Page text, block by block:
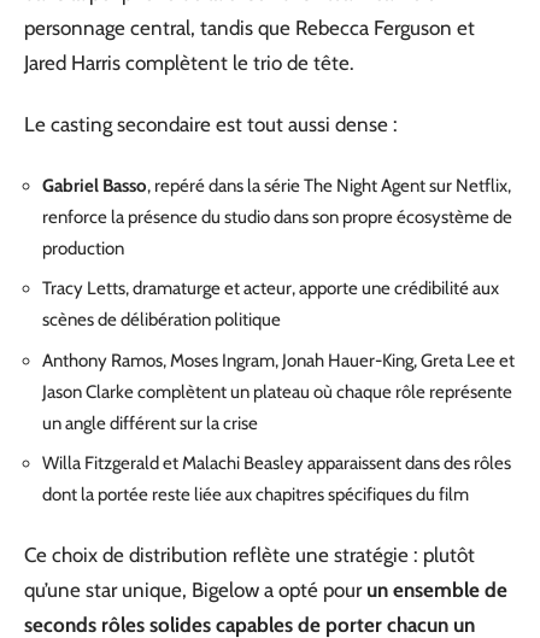
personnage central, tandis que Rebecca Ferguson et
Jared Harris complètent le trio de tête.
Le casting secondaire est tout aussi dense :
Gabriel Basso, repéré dans la série The Night Agent sur Netflix,
renforce la présence du studio dans son propre écosystème de
production
Tracy Letts, dramaturge et acteur, apporte une crédibilité aux
scènes de délibération politique
Anthony Ramos, Moses Ingram, Jonah Hauer-King, Greta Lee et
Jason Clarke complètent un plateau où chaque rôle représente
un angle différent sur la crise
Willa Fitzgerald et Malachi Beasley apparaissent dans des rôles
dont la portée reste liée aux chapitres spécifiques du film
Ce choix de distribution reflète une stratégie : plutôt
qu’une star unique, Bigelow a opté pour un ensemble de
seconds rôles solides capables de porter chacun un